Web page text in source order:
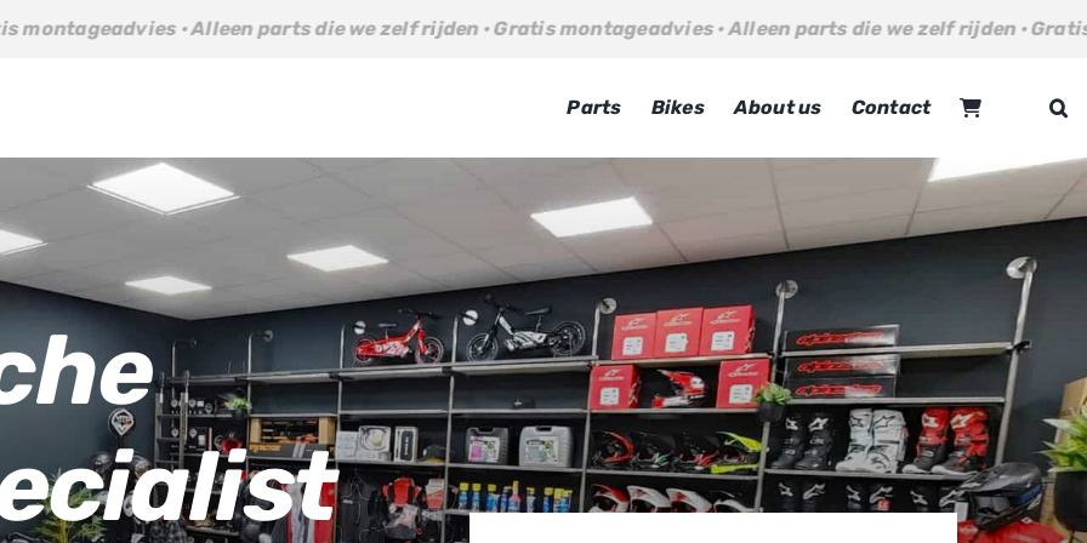
die we zelf rijden · Gratis montageadvies · Alleen parts die we zelf rijden · Gratis montageadvies ·
Parts Bikes About us Contact